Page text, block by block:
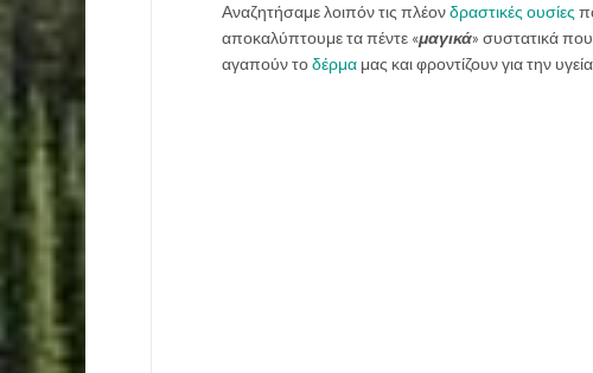
Αναζητήσαμε λοιπόν τις πλέονδραστικές ουσίες
αποκαλύπτουμε τα πέντε «μαγικά» συστατικά που
αγαπούν τοδέρμα μας και φροντίζουν για την